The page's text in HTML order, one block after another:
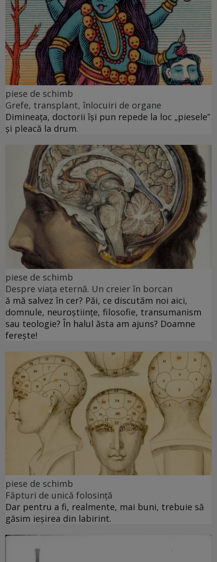
piese de schimb
Grefe, transplant, înlocuiri de organe
Dimineața, doctorii își pun repede la loc „piesele”
și pleacă la drum.
piese de schimb
Despre viața eternă. Un creier în borcan
ă mă salvez în cer? Păi, ce discutăm noi aici,
domnule, neuroștiințe, filosofie, transumanism
sau teologie? În halul ăsta am ajuns? Doamne
ferește!
piese de schimb
Făpturi de unică folosință
Dar pentru a fi, realmente, mai buni, trebuie să
găsim ieșirea din labirint.